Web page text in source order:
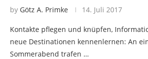
by Götz A. Primke 14. Juli 2017
Kontakte pflegen und knüpfen,
neue Destinationen kennenlernen: An
Sommerabend trafen …